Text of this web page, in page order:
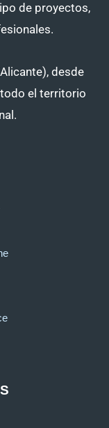
de proyectos,
desde
el territorio